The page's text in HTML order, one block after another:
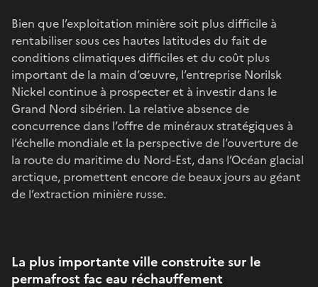
Bien que l’exploitation minière soit plus difficile à
rentabiliser sous ces hautes latitudes du fait de
conditions climatiques difficiles et du coût plus
important de la main d’œuvre, l’entreprise Norilsk
Nickel continue à prospecter et à investir dans le
Grand Nord sibérien. La relative absence de
concurrence dans l’offre de minéraux stratégiques à
l’échelle mondiale et la perspective de l’ouverture de
la route du maritime du Nord-Est, dans l’Océan glacial
arctique, promettent encore de beaux jours au géant
de l’extraction minière russe.
La plus importante ville construite sur le
permafrost fac eau réchauffement